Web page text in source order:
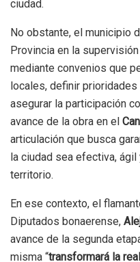
ciudad.
No obstante, el municipio
Provincia en la
mediante convenios que
locales, definir
asegurar la participación
avance de la obra en el
articulación que busca
la ciudad sea efectiva,
territorio.
En ese contexto, el
Diputados bonaerense,
avance de la segunda
misma “transformará la